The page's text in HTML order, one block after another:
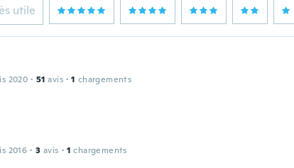
utile
2020 · 51 avis · 1 chargements
2016 · 3 avis · 1 chargements